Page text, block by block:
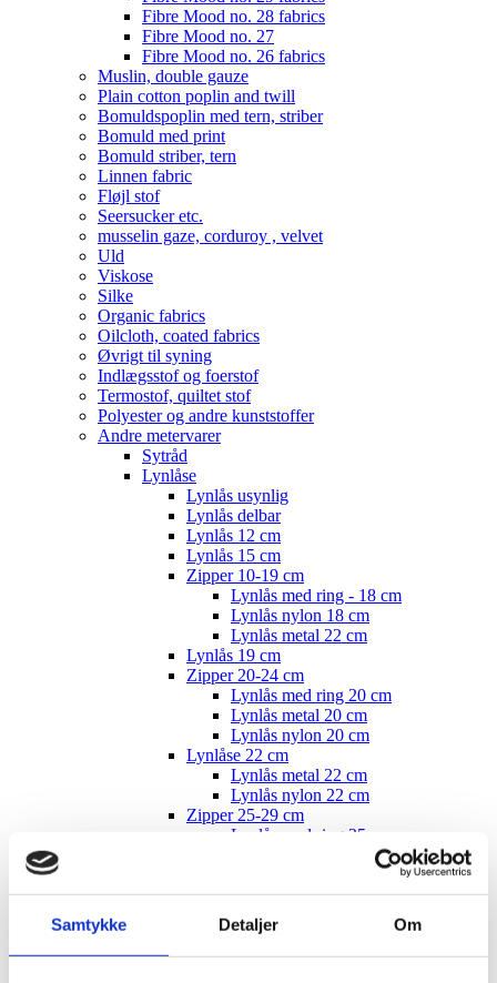
Samtykke Detaljer Om
Fibre Mood no. 28 fabrics
Fibre Mood no. 27
Fibre Mood no. 26 fabrics
Muslin, double gauze
Plain cotton poplin and twill
Bomuldspoplin med tern, striber
Bomuld med print
Bomuld striber, tern
Linnen fabric
Fløjl stof
Seersucker etc.
musselin gaze, corduroy , velvet
Uld
Viskose
Silke
Organic fabrics
Oilcloth, coated fabrics
Øvrigt til syning
Indlægsstof og foerstof
Termostof, quiltet stof
Polyester og andre kunststoffer
Andre metervarer
Sytråd
Lynlåse
Lynlås usynlig
Lynlås delbar
Lynlås 12 cm
Lynlås 15 cm
Zipper 10-19 cm
Lynlås med ring - 18 cm
Lynlås nylon 18 cm
Lynlås metal 22 cm
Lynlås 19 cm
Zipper 20-24 cm
Lynlås med ring 20 cm
Lynlås metal 20 cm
Lynlås nylon 20 cm
Lynlåse 22 cm
Lynlås metal 22 cm
Lynlås nylon 22 cm
Zipper 25-29 cm
Lynlås med ring 25 cm
Lynlås med ring nylon 25 cm
Lynlås 26 cm
Zipper 30-34 cm
Lynlås med ring 30 cm